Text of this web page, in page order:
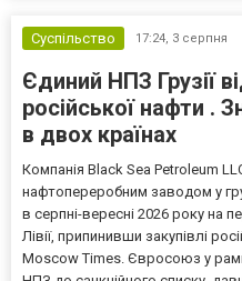
Суспільство 17:24, 3 серпня
Єдиний НПЗ Грузії
російської нафти .
в двох країнах
Компанія Black Sea Petroleum
нафтопереробним заводом у
в серпні-вересні 2026 року на
Лівії, припинивши закупівлі
Moscow Times. Євросоюз у